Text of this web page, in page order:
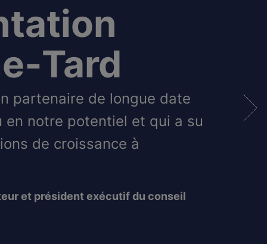
partenaire de longue date
en notre potentiel et qui a su
de croissance à
et président exécutif du conseil